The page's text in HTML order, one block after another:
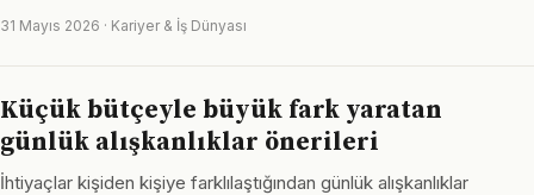
31 Mayıs 2026 · Kariyer & İş Dünyası
Küçük bütçeyle büyük fark yaratan
günlük alışkanlıklar önerileri
İhtiyaçlar kişiden kişiye farklılaştığından günlük alışkanlıklar